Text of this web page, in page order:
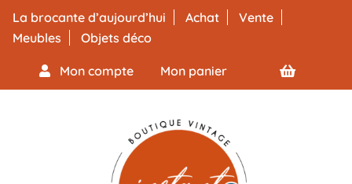
La brocante d’aujourd’hui Achat
Vente
Meubles
Objets déco
Mon compte Mon panier